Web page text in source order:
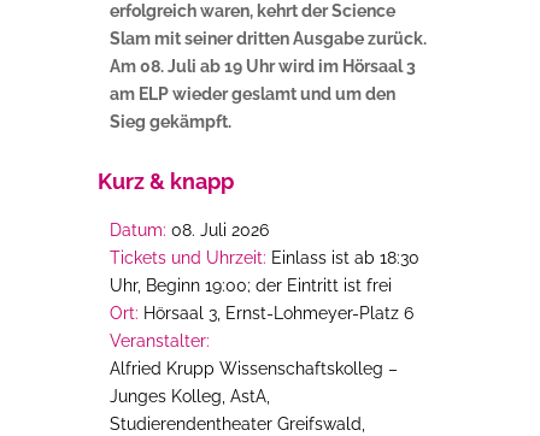
erfolgreich waren, kehrt der Science
Slam mit seiner dritten Ausgabe zurück.
Am 08. Juli ab 19 Uhr wird im Hörsaal 3
am ELP wieder geslamt und um den
Sieg gekämpft.
Kurz & knapp
Datum: 08. Juli 2026
Tickets und Uhrzeit: Einlass ist ab 18:30
Uhr, Beginn 19:00; der Eintritt ist frei
Ort: Hörsaal 3, Ernst-Lohmeyer-Platz 6
Veranstalter:
Alfried Krupp Wissenschaftskolleg –
Junges Kolleg, AstA,
Studierendentheater Greifswald,